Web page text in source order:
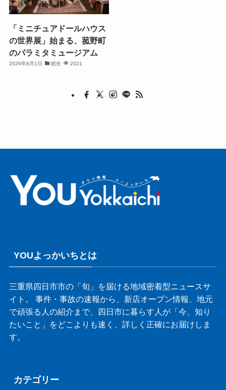
「ミニチュアドールハウス
の世界展」始まる、菰野町
のパラミタミュージアム
2026年8月1日 総合 2021
YOUよっかいちとは
三重県四日市市の「旬」を届ける地域密着型ニュースサ
イト。 事件・事故の速報から、新店オープン情報、地元
で頑張る人の紹介まで、四日市に暮らす人が「今、知り
たいこと」をどこよりも速く、詳しく正確にお届けしま
す。
カテゴリー